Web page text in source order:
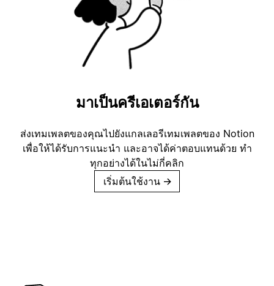
มาเป็นครีเอเตอร์กัน
ส่งเทมเพลตของคุณไปยังแกลเลอรีเทมเพลตของ Notion
เพื่อให้ได้รับการแนะนำ และอาจได้ค่าตอบแทนด้วย ทำ
ทุกอย่างได้ในไม่กี่คลิก
เริ่มต้นใช้งาน →